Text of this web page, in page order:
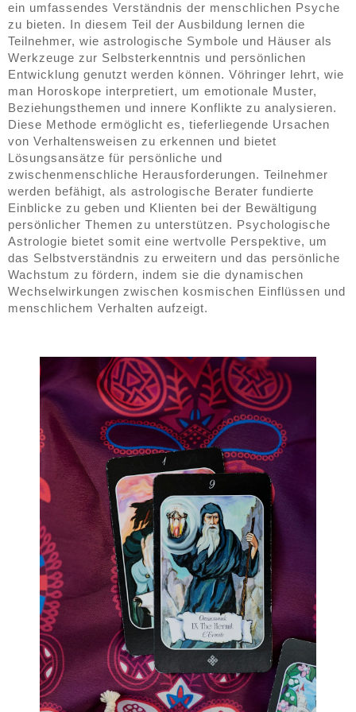
ein umfassendes Verständnis der menschlichen Psyche
zu bieten. In diesem Teil der Ausbildung lernen die
Teilnehmer, wie astrologische Symbole und Häuser als
Werkzeuge zur Selbsterkenntnis und persönlichen
Entwicklung genutzt werden können. Vöhringer lehrt, wie
man Horoskope interpretiert, um emotionale Muster,
Beziehungsthemen und innere Konflikte zu analysieren.
Diese Methode ermöglicht es, tieferliegende Ursachen
von Verhaltensweisen zu erkennen und bietet
Lösungsansätze für persönliche und
zwischenmenschliche Herausforderungen. Teilnehmer
werden befähigt, als astrologische Berater fundierte
Einblicke zu geben und Klienten bei der Bewältigung
persönlicher Themen zu unterstützen. Psychologische
Astrologie bietet somit eine wertvolle Perspektive, um
das Selbstverständnis zu erweitern und das persönliche
Wachstum zu fördern, indem sie die dynamischen
Wechselwirkungen zwischen kosmischen Einflüssen und
menschlichem Verhalten aufzeigt.